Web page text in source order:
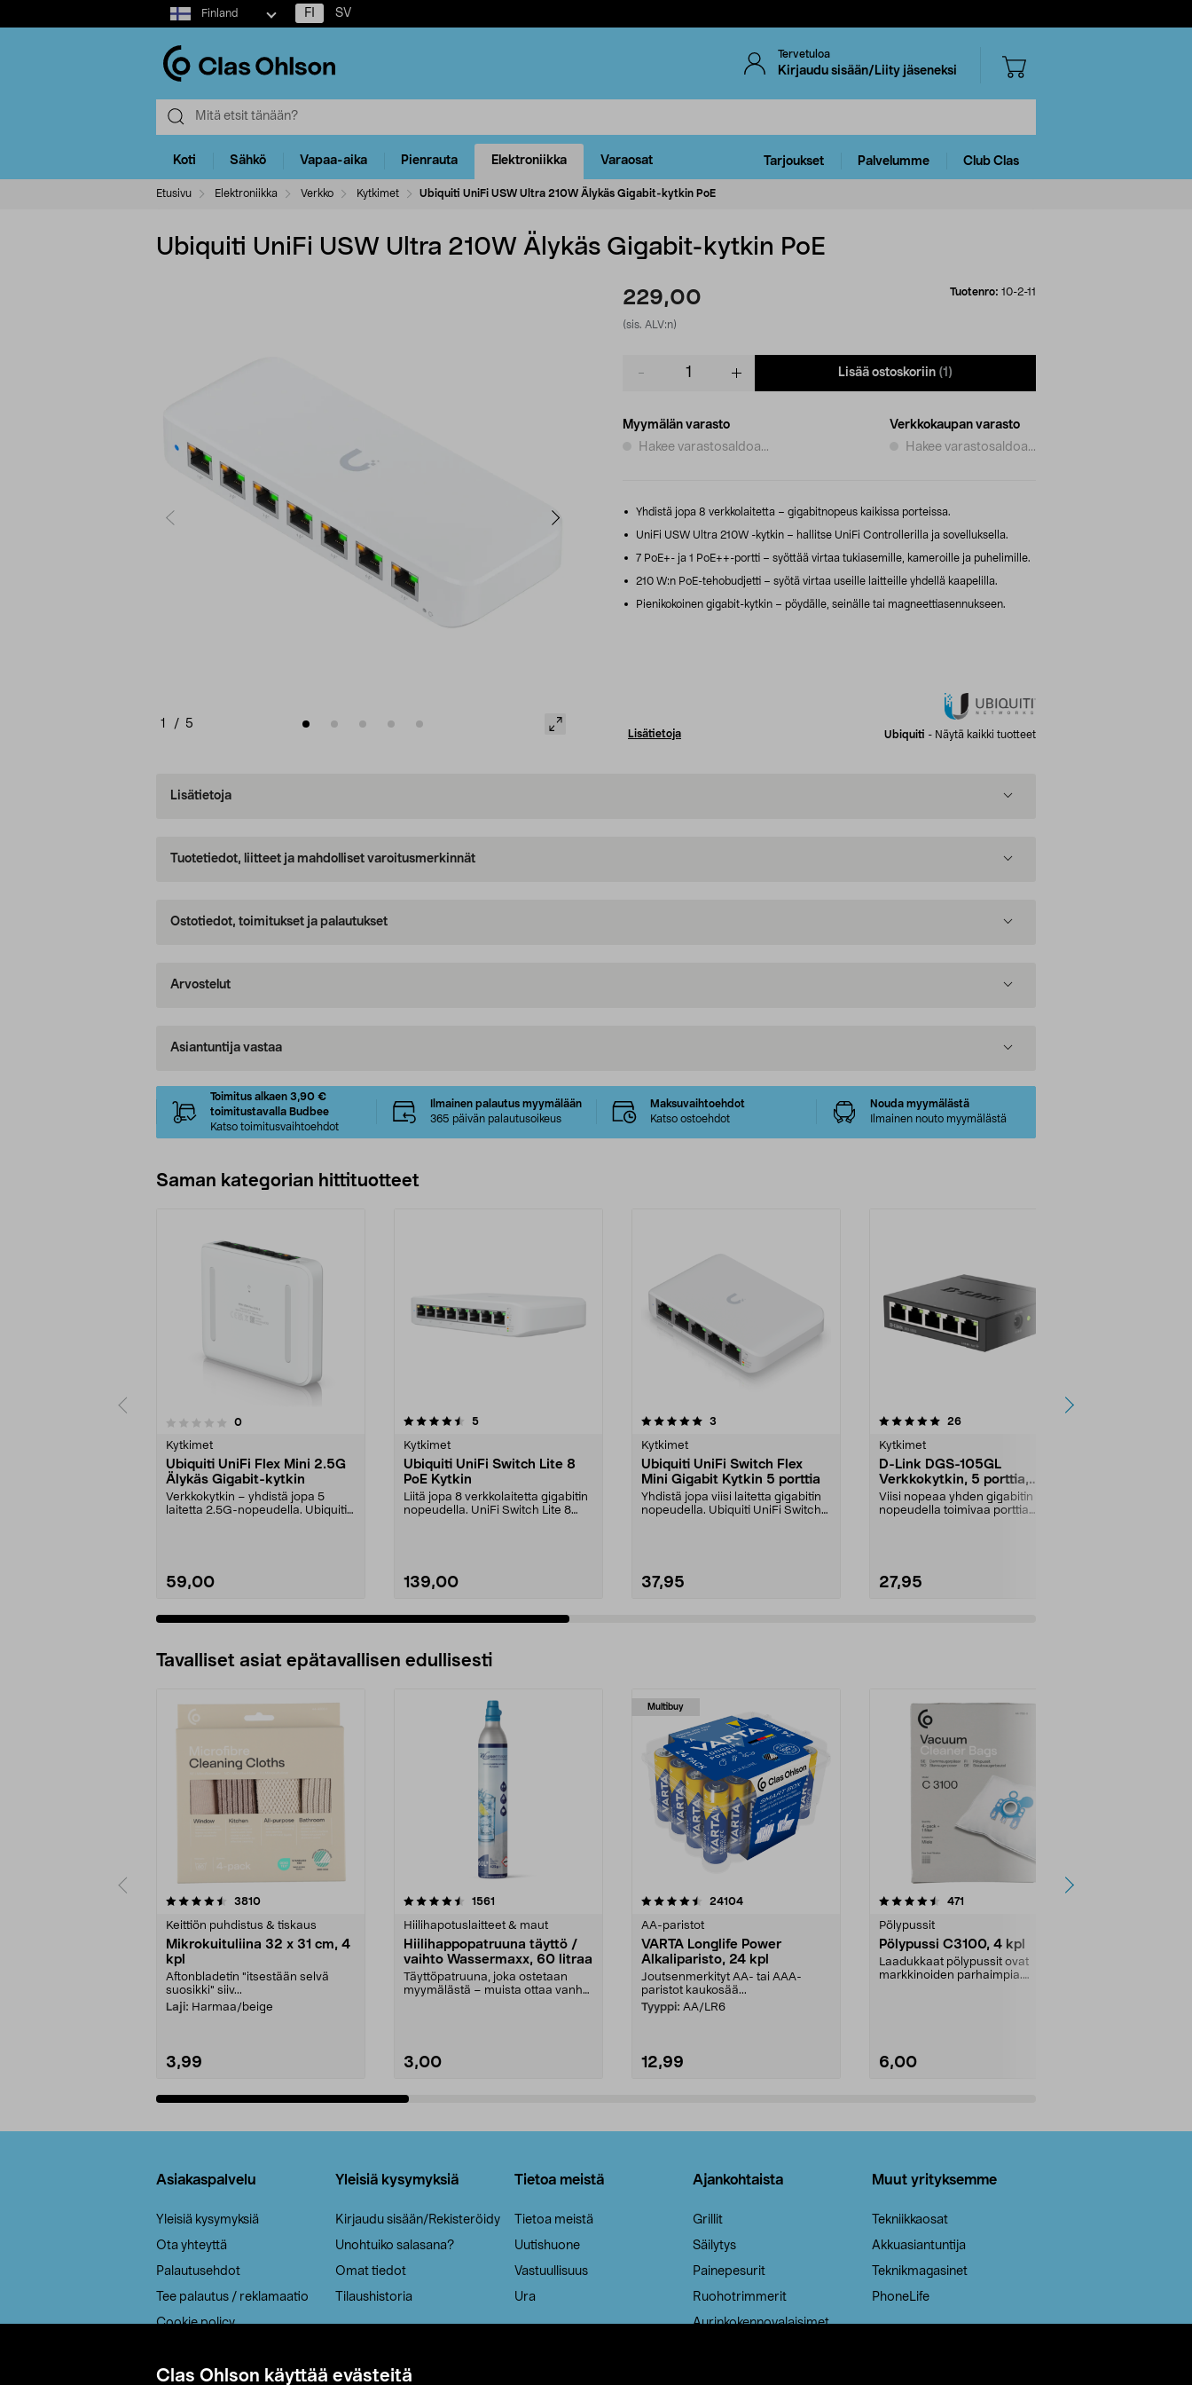
Clas Ohlson käyttää evästeitä
Select
market
Finland FI SV
Tervetuloa
Kirjaudu sisään/Liity jäseneksi
Koti Sähkö Vapaa-aika Pienrauta Elektroniikka Varaosat Tarjoukset Palvelumme Club Clas
Etusivu Elektroniikka Verkko Kytkimet Ubiquiti UniFi USW Ultra 210W Älykäs Gigabit-kytkin PoE
Ubiquiti UniFi USW Ultra 210W Älykäs Gigabit-kytkin PoE
1 / 5
229,00
(sis. ALV:n)
Tuotenro: 10-2-11
Lisää ostoskoriin (1)
Myymälän varasto
Hakee varastosaldoa...
Verkkokaupan varasto
Hakee varastosaldoa...
Yhdistä jopa 8 verkkolaitetta – gigabitnopeus kaikissa porteissa.
UniFi USW Ultra 210W -kytkin – hallitse UniFi Controllerilla ja sovelluksella.
7 PoE+- ja 1 PoE++-portti – syöttää virtaa tukiasemille, kameroille ja puhelimille.
210 W:n PoE-tehobudjetti – syötä virtaa useille laitteille yhdellä kaapelilla.
Pienikokoinen gigabit-kytkin – pöydälle, seinälle tai magneettiasennukseen.
Lisätietoja Ubiquiti - Näytä kaikki tuotteet
Lisätietoja
Tuotetiedot, liitteet ja mahdolliset varoitusmerkinnät
Ostotiedot, toimitukset ja palautukset
Arvostelut
Asiantuntija vastaa
Toimitus alkaen 3,90 €
toimitustavalla Budbee
Katso toimitusvaihtoehdot
Ilmainen palautus myymälään
365 päivän palautusoikeus
Maksuvaihtoehdot
Katso ostoehdot
Nouda myymälästä
Ilmainen nouto myymälästä
Saman kategorian hittituotteet
0arvostelut
Kytkimet
Ubiquiti UniFi Flex Mini 2.5G
Älykäs Gigabit-kytkin
Verkkokytkin – yhdistä jopa 5
laitetta 2.5G-nopeudella. Ubiquiti
59,00
4.5 viidestä
5arvostelut
Kytkimet
Ubiquiti UniFi Switch Lite 8
PoE Kytkin
Liitä jopa 8 verkkolaitetta gigabitin
nopeudella. UniFi Switch Lite 8
139,00
5.0 viidestä
3
Kytkimet
Ubiquiti UniFi Switch Flex
Mini Gigabit Kytkin 5 porttia
Yhdistä jopa viisi laitetta gigabitin
nopeudella. Ubiquiti UniFi Switch
37,95
5.0 viidestä
26arvostelut
Kytkimet
D-Link DGS-105GL
Verkkokytkin, 5 porttia,
gigabitti
Viisi nopeaa yhden gigabitin
nopeudella toimivaa porttia
27,95
4.0 viidestä
Tavalliset asiat epätavallisen edullisesti
3810arvostelut
Keittiön puhdistus & tiskaus
Mikrokuituliina 32 x 31 cm, 4
kpl
Aftonbladetin "itsestään selvä
suosikki" siiv...
Laji: Harmaa/beige
3,99
4.5viidestä
1561
Hiilihapotuslaitteet & maut
Hiilihappopatruuna täyttö /
vaihto Wassermaxx, 60 litraa
Täyttöpatruuna, joka ostetaan
myymälästä – muista ottaa vanha
3,00
Multibuy
4.5viidestä
24104arvostelut
AA-paristot
VARTA Longlife Power
Alkaliparisto, 24 kpl
Joutsenmerkityt AA- tai AAA-
paristot kaukosää...
Tyyppi: AA/LR6
12,99
4.5viidestä
471
Pölypussit
Pölypussi C3100, 4 kpl
Laadukkaat pölypussit ovat
markkinoiden parhaimpia.
6,00
4.5viidestä
Asiakaspalvelu
Yleisiä kysymyksiä
Ota yhteyttä
Palautusehdot
Tee palautus / reklamaatio
Cookie policy
Saavutettavuus
Yleisiä kysymyksiä
Kirjaudu sisään/Rekisteröidy
Unohtuiko salasana?
Omat tiedot
Tilaushistoria
Tietoa meistä
Tietoa meistä
Uutishuone
Vastuullisuus
Ura
Ajankohtaista
Grillit
Säilytys
Painepesurit
Ruohotrimmerit
Aurinkokennovalaisimet
Muut yrityksemme
Tekniikkaosat
Akkuasiantuntija
Teknikmagasinet
PhoneLife